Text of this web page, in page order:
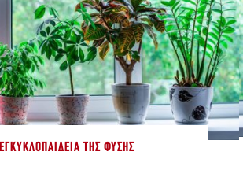
ΕΓΚΥΚΛΟΠΑΊΔΕΙΑ ΤΗΣ ΦΎΣΗΣ